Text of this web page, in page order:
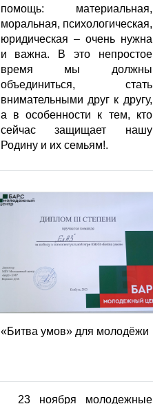
помощь: материальная,
моральная, психологическая,
юридическая – очень нужна
и важна. В это непростое
время мы должны
объединиться, стать
внимательными друг к другу,
а в особенности к тем, кто
сейчас защищает нашу
Родину и их семьям!.
«Битва умов» для молодёжи
23 ноября молодежные